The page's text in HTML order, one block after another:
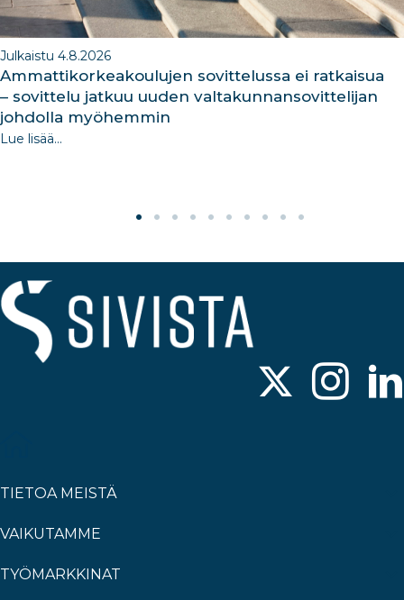
Julkaistu 4.8.2026
Ammattikorkeakoulujen sovittelussa ei ratkaisua
– sovittelu jatkuu uuden valtakunnansovittelijan
johdolla myöhemmin
Lue lisää...
TIETOA MEISTÄ
VAIKUTAMME
TYÖMARKKINAT